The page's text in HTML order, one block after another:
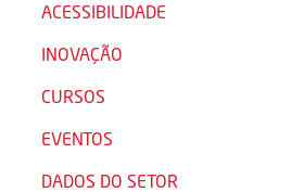
ACESSIBILIDADE
INOVAÇÃO
CURSOS
EVENTOS
DADOS DO SETOR